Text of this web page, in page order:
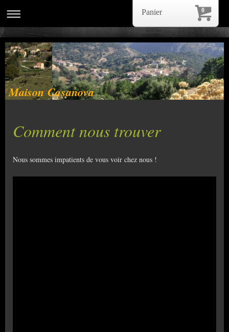
Maison Casanova
Comment nous trouver
Nous sommes impatients de vous voir chez nous !
0
Panier